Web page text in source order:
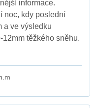
informace.
noc, kdy poslední
a ve výsledku
těžkého sněhu.